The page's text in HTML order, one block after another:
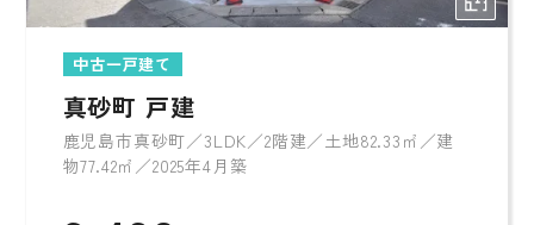
中古一戸建て
真砂町 戸建
鹿児島市真砂町／3LDK／2階建／土地82.33㎡／建
物77.42㎡／2025年4月築